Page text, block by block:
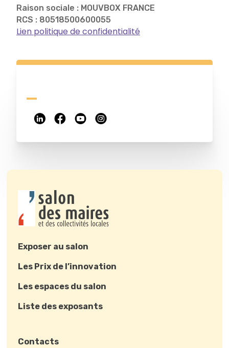
Raison sociale : MOUVBOX FRANCE
RCS : 80518500600055
Lien politique de confidentialité
Exposer au salon
Les Prix de l’innovation
Les espaces du salon
Liste des exposants
Contacts